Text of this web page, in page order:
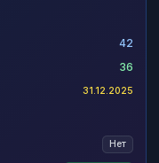
42
36
31.12.2025
Нет